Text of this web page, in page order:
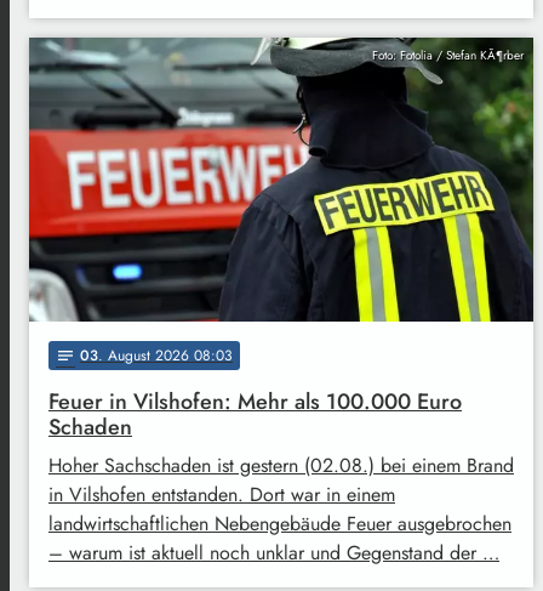
Foto: Fotolia / Stefan KÃ¶rber
notes 03. August 2026 08:03
Feuer in Vilshofen: Mehr als 100.000 Euro
Schaden
Hoher Sachschaden ist gestern (02.08.) bei einem Brand
in Vilshofen entstanden. Dort war in einem
landwirtschaftlichen Nebengebäude Feuer ausgebrochen
– warum ist aktuell noch unklar und Gegenstand der …